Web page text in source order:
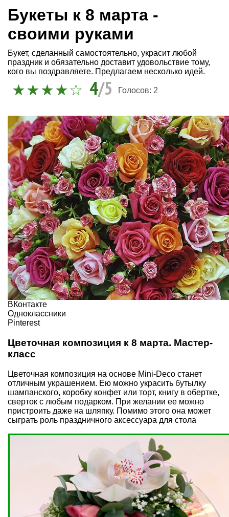
Букеты к 8 марта -
своими руками
Букет, сделанный самостоятельно, украсит любой
праздник и обязательно доставит удовольствие тому,
кого вы поздравляете. Предлагаем несколько идей.
4/5 Голосов: 2
ВКонтакте
Одноклассники
Pinterest
Цветочная композиция к 8 марта. Мастер-
класс
Цветочная композиция на основе Mini-Deco станет
отличным украшением. Ею можно украсить бутылку
шампанского, коробку конфет или торт, книгу в обертке,
сверток с любым подарком. При желании ее можно
пристроить даже на шляпку. Помимо этого она может
сыграть роль праздничного аксессуара для стола